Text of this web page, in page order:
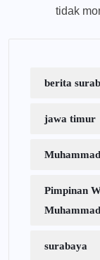
tidak
berita
jawa timur
Pimpinan
surabaya